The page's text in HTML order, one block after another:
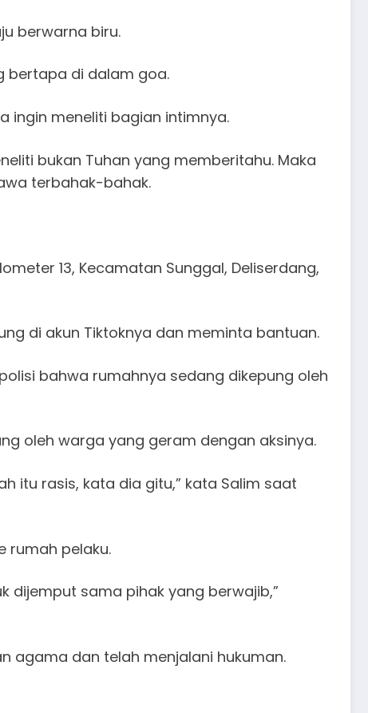
berwarna biru.
bertapa di dalam goa.
ingin meneliti bagian intimnya.
bukan Tuhan yang memberitahu. Maka
terbahak-bahak.
13, Kecamatan Sunggal, Deliserdang,
di akun Tiktoknya dan meminta bantuan.
bahwa rumahnya sedang dikepung oleh
oleh warga yang geram dengan aksinya.
itu rasis, kata dia gitu,” kata Salim saat
rumah pelaku.
dijemput sama pihak yang berwajib,”
agama dan telah menjalani hukuman.